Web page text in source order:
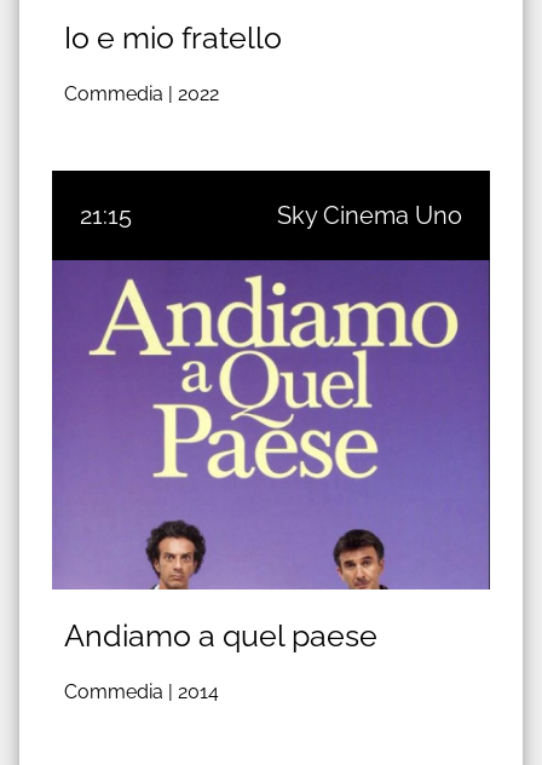
Io e mio fratello
Commedia | 2022
21:15 Sky Cinema Uno
Andiamo a quel paese
Commedia | 2014